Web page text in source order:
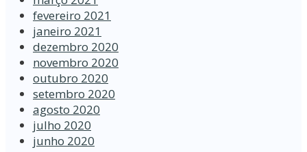
fevereiro 2021
janeiro 2021
dezembro 2020
novembro 2020
outubro 2020
setembro 2020
agosto 2020
julho 2020
junho 2020